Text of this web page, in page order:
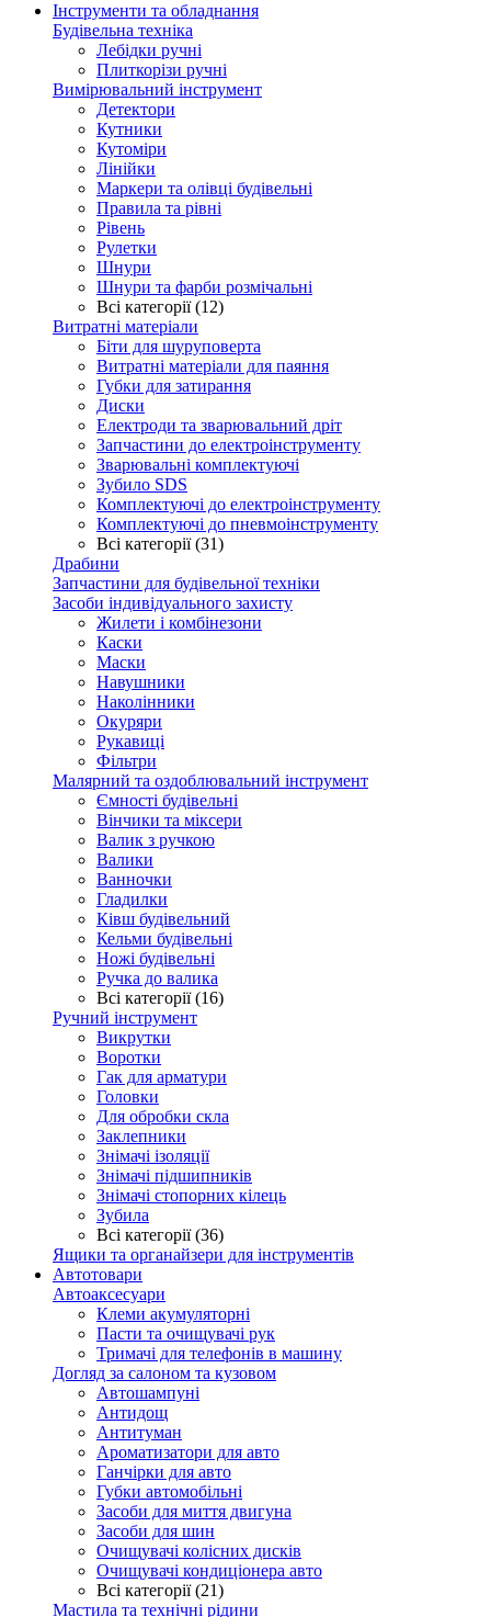
Інструменти та обладнання
Будівельна техніка
Лебідки ручні
Плиткорізи ручні
Вимірювальний інструмент
Детектори
Кутники
Кутоміри
Лінійки
Маркери та олівці будівельні
Правила та рівні
Рівень
Рулетки
Шнури
Шнури та фарби розмічальні
Всі категорії (12)
Витратні матеріали
Біти для шуруповерта
Витратні матеріали для паяння
Губки для затирання
Диски
Електроди та зварювальний дріт
Запчастини до електроінструменту
Зварювальні комплектуючі
Зубило SDS
Комплектуючі до електроінструменту
Комплектуючі до пневмоінструменту
Всі категорії (31)
Драбини
Запчастини для будівельної техніки
Засоби індивідуального захисту
Жилети і комбінезони
Каски
Маски
Навушники
Наколінники
Окуряри
Рукавиці
Фільтри
Малярний та оздоблювальний інструмент
Ємності будівельні
Вінчики та міксери
Валик з ручкою
Валики
Ванночки
Гладилки
Ківш будівельний
Кельми будівельні
Ножі будівельні
Ручка до валика
Всі категорії (16)
Ручний інструмент
Викрутки
Воротки
Гак для арматури
Головки
Для обробки скла
Заклепники
Знімачі ізоляції
Знімачі підшипників
Знімачі стопорних кілець
Зубила
Всі категорії (36)
Ящики та органайзери для інструментів
Автотовари
Автоаксесуари
Клеми акумуляторні
Пасти та очищувачі рук
Тримачі для телефонів в машину
Догляд за салоном та кузовом
Автошампуні
Антидощ
Антитуман
Ароматизатори для авто
Ганчірки для авто
Губки автомобільні
Засоби для миття двигуна
Засоби для шин
Очищувачі колісних дисків
Очищувачі кондиціонера авто
Всі категорії (21)
Мастила та технічні рідини